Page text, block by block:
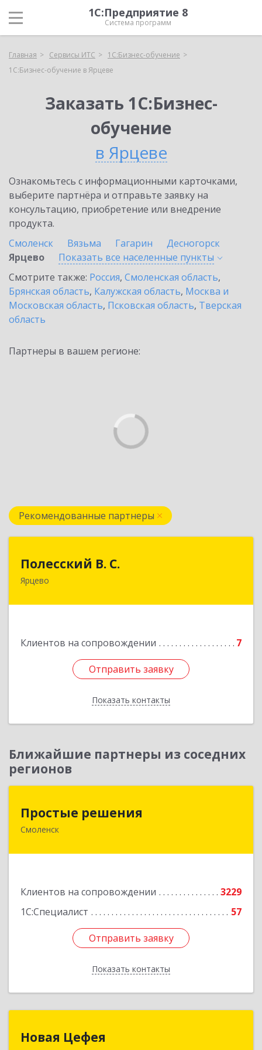
1С:Предприятие 8
Система программ
Главная Сервисы ИТС
1С:Бизнес-обучение
1С:Бизнес-обучение в Ярцеве
Заказать 1С:Бизнес-
обучение
в Ярцеве
Ознакомьтесь с информационными карточками,
выберите партнёра и отправьте заявку на
консультацию, приобретение или внедрение
продукта.
Смоленск
Вязьма Гагарин
Десногорск
Ярцево
Показать все населенные пункты
Смотрите также: Россия, Смоленская область,
Брянская область, Калужская область, Москва и
Московская область, Псковская область, Тверская
область
Партнеры в вашем регионе:
Рекомендованные партнеры
Полесский В. С.
Ярцево
Клиентов на сопровождении 7
Отправить заявку
Показать контакты
Отправить заявку
Назад
Ближайшие партнеры из соседних
регионов
Простые решения
Смоленск
Клиентов на сопровождении
3229
1С:Специалист
57
Отправить заявку
Показать контакты
214015, Смоленская обл, Смоленск г, Большая
Отправить заявку
Назад
Новая Цефея